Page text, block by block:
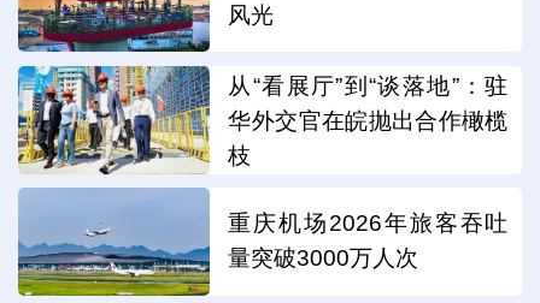
风光
从“看展厅”到“谈落地”：驻
华外交官在皖抛出合作橄榄
枝
重庆机场2026年旅客吞吐
量突破3000万人次